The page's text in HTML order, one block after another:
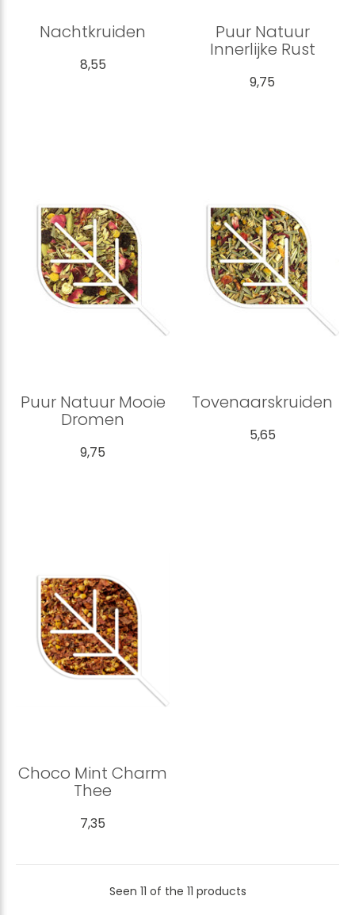
Nachtkruiden
8,55
Puur Natuur
Innerlijke Rust
9,75
Puur Natuur Mooie
Dromen
9,75
Tovenaarskruiden
5,65
Choco Mint Charm
Thee
7,35
Seen 11 of the 11 products